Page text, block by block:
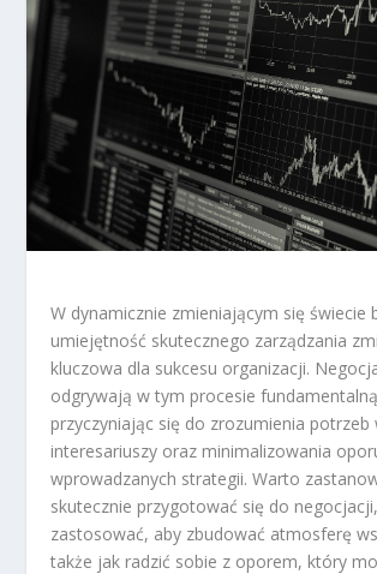
W dynamicznie zmieniającym się świecie
umiejętność skutecznego zarządzania
kluczowa dla sukcesu organizacji.
odgrywają w tym procesie
przyczyniając się do zrozumienia potrzeb
interesariuszy oraz minimalizowania
wprowadzanych strategii. Warto
skutecznie przygotować się do
zastosować, aby zbudować atmosferę
także jak radzić sobie z oporem, który